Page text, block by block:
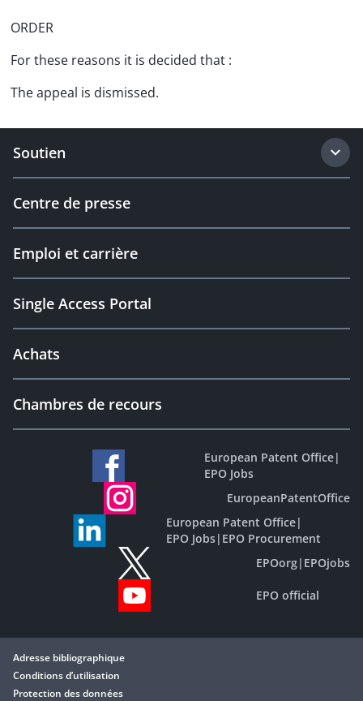
ORDER
For these reasons it is decided that :
The appeal is dismissed.
Soutien
Centre de presse
Emploi et carrière
Single Access Portal
Achats
Chambres de recours
European Patent Office|
EPO Jobs
EuropeanPatentOffice
European Patent Office|
EPO Jobs| EPO Procurement
EPOorg| EPOjobs
EPO official
Adresse bibliographique
Conditions d’utilisation
Protection des données